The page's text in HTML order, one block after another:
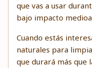
que vas a usar
bajo impacto
Cuando estás
naturales para
que durará más que